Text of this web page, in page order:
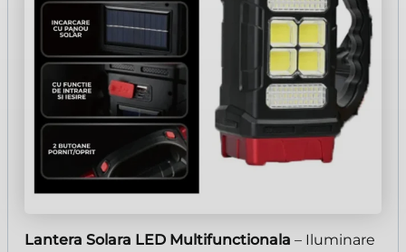
Lantera Solara LED Multifunctionala – Iluminare